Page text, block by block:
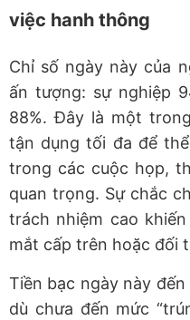
việc hanh thông
Chỉ số ngày này của
ấn tượng: sự nghiệp
88%. Đây là một
tận dụng tối đa để
trong các cuộc họp,
quan trọng. Sự chắc
trách nhiệm cao
mắt cấp trên hoặc đối
Tiền bạc ngày này
dù chưa đến mức